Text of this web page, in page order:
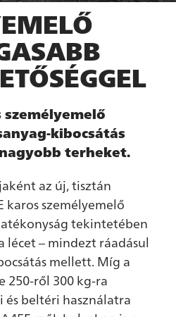
személyemelő
kibocsátás
terheket.
az új, tisztán
karos személyemelő
tekintetében
lécet – mindezt ráadásul
mellett. Míg a
250-ről 300 kg-ra
beltéri használatra